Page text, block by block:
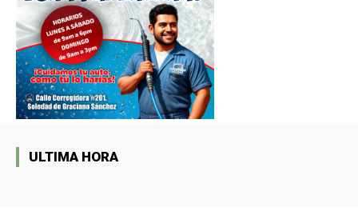
ULTIMA HORA